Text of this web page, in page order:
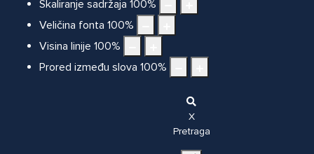
Skaliranje sadržaja 100%
Veličina fonta 100%
Visina linije 100%
Prored između slova 100%
X
Pretraga